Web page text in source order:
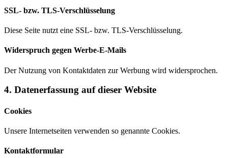
SSL- bzw. TLS-Verschlüsselung
Diese Seite nutzt eine SSL- bzw. TLS-Verschlüsselung.
Widerspruch gegen Werbe-E-Mails
Der Nutzung von Kontaktdaten zur Werbung wird widersprochen.
4. Datenerfassung auf dieser Website
Cookies
Unsere Internetseiten verwenden so genannte Cookies.
Kontaktformular